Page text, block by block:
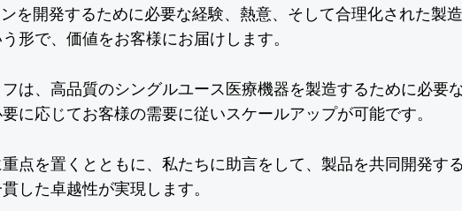
を開発するために必要な経験、熱意、そして合理化された製
形で、価値をお客様にお届けします。
は、高品質のシングルユース医療機器を製造するために必要
に応じてお客様の需要に従いスケールアップが可能です。
点を置くとともに、私たちに助言をして、製品を共同開発す
した卓越性が実現します。